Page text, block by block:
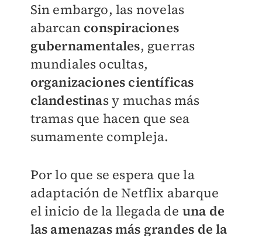
Sin embargo, las novelas
abarcan conspiraciones
gubernamentales, guerras
mundiales ocultas,
organizaciones científicas
clandestinas y muchas más
tramas que hacen que sea
sumamente compleja.
Por lo que se espera que la
adaptación de Netflix abarque
el inicio de la llegada de una de
las amenazas más grandes de la